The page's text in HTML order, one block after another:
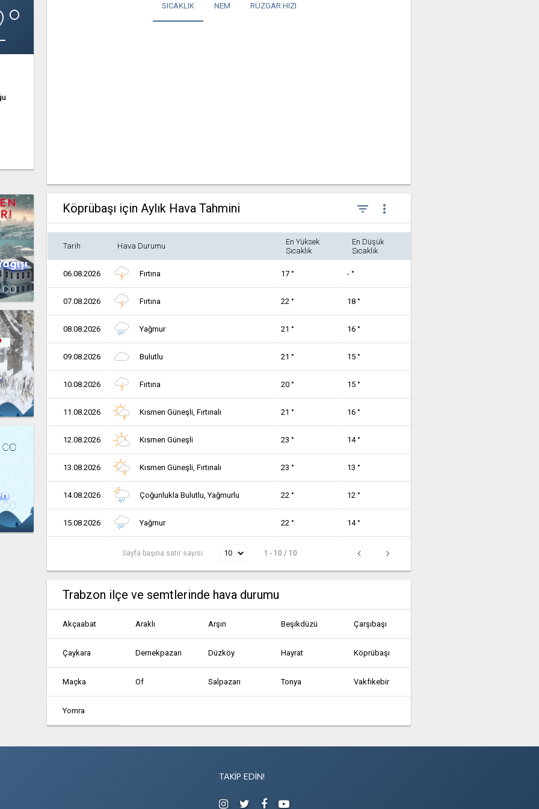
SICAKLIK NEM RÜZGAR HIZI
Köprübaşı için Aylık Hava Tahmini filter_list more_vert
Tarih Hava Durumu
En Yüksek
Sıcaklık
En Düşük
Sıcaklık
06.08.2026 Fırtına 17 ° - °
07.08.2026 Fırtına 22 ° 18 °
08.08.2026 Yağmur 21 ° 16 °
09.08.2026 Bulutlu 21 ° 15 °
10.08.2026 Fırtına 20 ° 15 °
11.08.2026 Kısmen Güneşli, Fırtınalı 21 ° 16 °
12.08.2026 Kısmen Güneşli 23 ° 14 °
13.08.2026 Kısmen Güneşli, Fırtınalı 23 ° 13 °
14.08.2026 Çoğunlukla Bulutlu, Yağmurlu 22 ° 12 °
15.08.2026 Yağmur 22 ° 14 °
Sayfa başına satır sayısı: 1 - 10 / 10
Trabzon ilçe ve semtlerinde hava durumu
Akçaabat Araklı Arşın Beşikdüzü Çarşıbaşı
Çaykara Dernekpazarı Düzköy Hayrat Köprübaşı
Maçka Of Salpazarı Tonya Vakfıkebir
Yomra
TAKIP EDIN!